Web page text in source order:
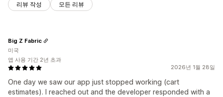
리뷰 작성 모든 리뷰
2026년 1월 28일
One day we saw our app just stopped working (cart
estimates). I reached out and the developer responded with a
Big Z Fabric
미국
앱 사용 기간 2년 초과